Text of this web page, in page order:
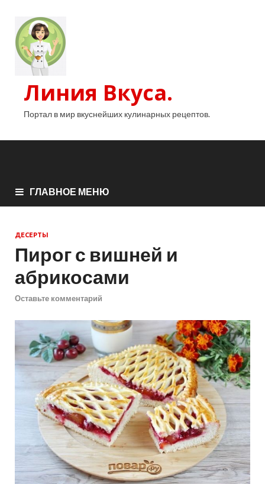
Линия Вкуса.
Портал в мир вкуснейших кулинарных рецептов.
ГЛАВНОЕ МЕНЮ
ДЕСЕРТЫ
Пирог с вишней и
абрикосами
Оставьте комментарий